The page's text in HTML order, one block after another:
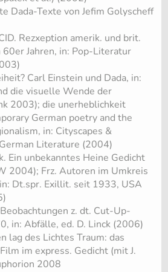
Dada-Texte von Jefim Golyscheff
Rezxeption amerik. und brit.
Jahren, in: Pop-Literatur
Carl Einstein und Dada, in:
die visuelle Wende der
2003); die unerheblichkeit
German poetry and the
in: Cityscapes &
Literature (2004)
Ein unbekanntes Heine Gedicht
2004); Frz. Autoren im Umkreis
Dt.spr. Exillit. seit 1933, USA
z. dt. Cut-Up-
in: Abfälle, ed. D. Linck (2006)
lag des Lichtes Traum: das
im express. Gedicht (mit J.
2008